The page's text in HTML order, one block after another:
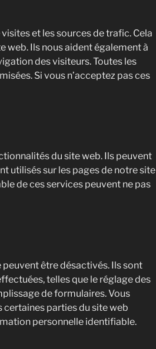
et les sources de trafic. Cela
web. Ils nous aident également à
des visiteurs. Toutes les
Si vous n’acceptez pas ces
du site web. Ils peuvent
utilisés sur les pages de notre site
de ces services peuvent ne pas
être désactivés. Ils sont
telles que le réglage des
de formulaires. Vous
certaines parties du site web
personnelle identifiable.